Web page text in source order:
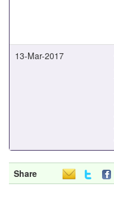
13-Mar-2017
Share